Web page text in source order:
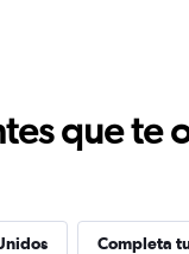
que te
Completa